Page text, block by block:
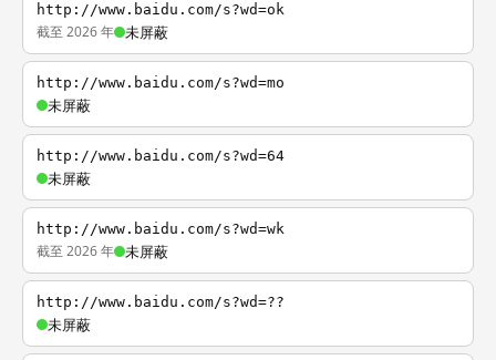
http://www.baidu.com/s?wd=ok
截至 2026 年 未屏蔽
http://www.baidu.com/s?wd=mo
未屏蔽
http://www.baidu.com/s?wd=64
未屏蔽
http://www.baidu.com/s?wd=wk
截至 2026 年 未屏蔽
http://www.baidu.com/s?wd=??
未屏蔽